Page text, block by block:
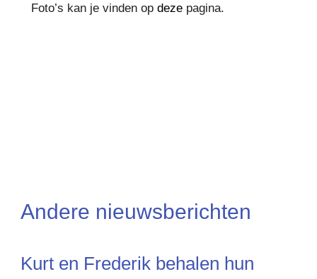
Foto’s kan je vinden op dezepagina.
Andere nieuwsberichten
Kurt en Frederik behalen hun